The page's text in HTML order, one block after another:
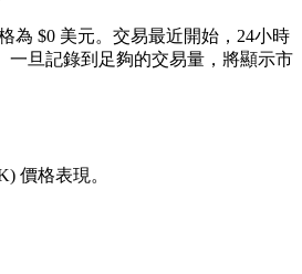
永續合約
為 $0 美元。交易最近開始，24小時
一旦記錄到足夠的交易量，將顯示市
價格表現。